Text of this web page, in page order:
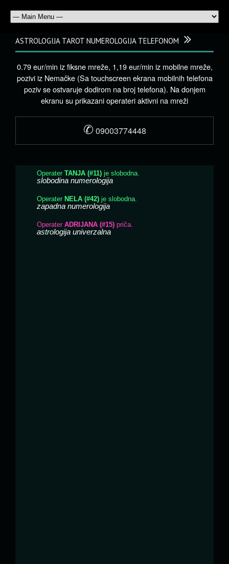
ASTROLOGIJA TAROT NUMEROLOGIJA TELEFONOM
0.79 eur/min iz fiksne mreže, 1,19 eur/min iz mobilne mreže,
pozivi iz Nemačke (Sa touchscreen ekrana mobilnih telefona
poziv se ostvaruje dodirom na broj telefona). Na donjem
ekranu su prikazani operateri aktivni na mreži
✆ 09003774448